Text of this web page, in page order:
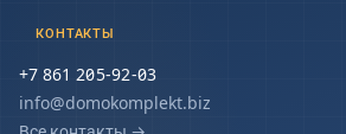
КОНТАКТЫ
+7 861 205-92-03
info@domokomplekt.biz